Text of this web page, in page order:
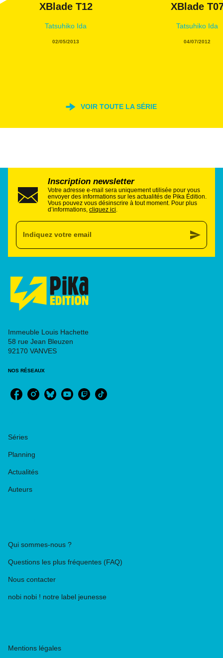
XBlade T12
Tatsuhiko Ida
02/05/2013
XBlade
Tatsuhiko Ida
04/07/2012
VOIR TOUTE LA SÉRIE
Inscription newsletter
Votre adresse e-mail sera uniquement utilisée pour vous
envoyer des informations sur les actualités de Pika Édition.
Vous pouvez vous désinscrire à tout moment. Pour plus
d’informations, cliquez ici
Indiquez votre email send
Immeuble Louis Hachette
58 rue Jean Bleuzen
92170 VANVES
NOS RÉSEAUX
Séries
Planning
Actualités
Auteurs
Qui sommes-nous ?
Questions les plus fréquentes (FAQ)
Nous contacter
nobi nobi ! notre label jeunesse
Mentions légales